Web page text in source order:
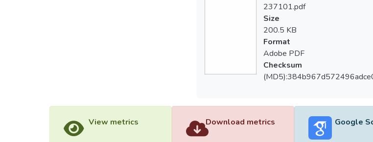
237101.pdf
Size
200.5 KB
Format
Adobe PDF
Checksum
View metrics Download metrics Google